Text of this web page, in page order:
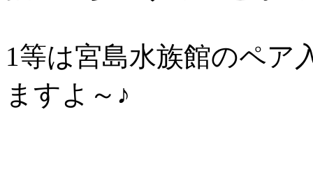
1等は宮島水族館のペア
ますよ～♪